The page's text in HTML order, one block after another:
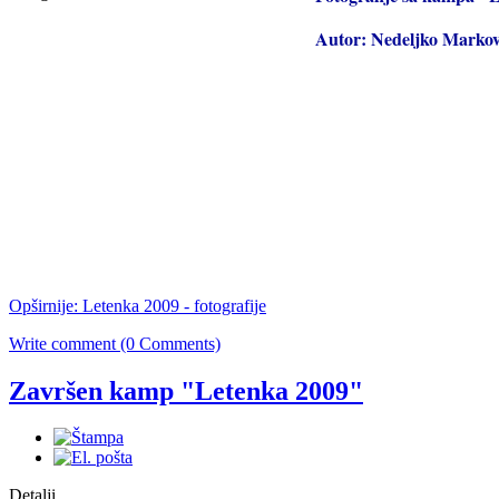
Autor: Nedeljko
Opširnije: Letenka 2009 - fotografije
Write comment (0 Comments)
Završen kamp "Letenka 2009"